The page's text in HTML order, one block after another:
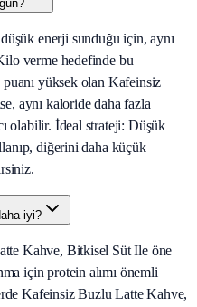
enerji sunduğu için, aynı
verme hedefinde bu
yüksek olan Kafeinsiz
aynı kaloride daha fazla
olabilir. İdeal strateji: Düşük
diğerini daha küçük
iyi?
Kahve, Bitkisel Süt Ile öne
için protein alımı önemli
Kafeinsiz Buzlu Latte Kahve,